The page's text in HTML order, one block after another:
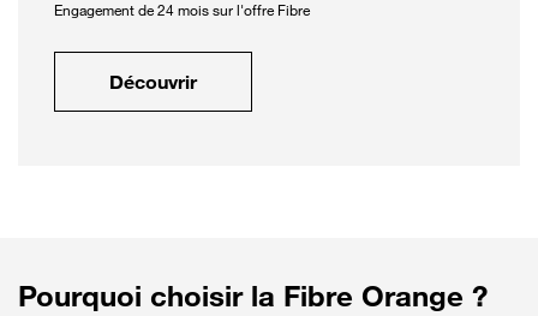
Engagement de 24 mois sur l'offre Fibre
Découvrir
Pourquoi choisir la Fibre Orange ?